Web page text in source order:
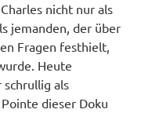
nicht nur als
jemanden, der über
Fragen festhielt,
Heute
als
dieser Doku